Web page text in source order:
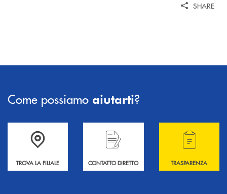
SHARE
Come possiamo aiutarti?
Accedi all' elenco completo delle filiali .
TROVA LA FILIALE
Hai bisogno di informazioni? Contattaci !
CONTATTO DIRETTO
Hai bisogno di
TRASPARENZA